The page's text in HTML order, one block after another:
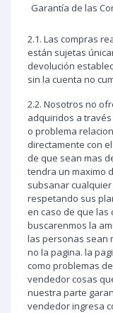
Garantía de las
2.1. Las compras
están sujetas
devolución
sin la cuenta no
2.2. Nosotros no
adquiridos a
o problema
directamente con
de que sean mas
tendra un maximo
subsanar
respetando sus
en caso de que
buscarenmos la
las personas sean
no la pagina. la
como problemas
vendedor cosas
nuestra parte
vendedor ingresa